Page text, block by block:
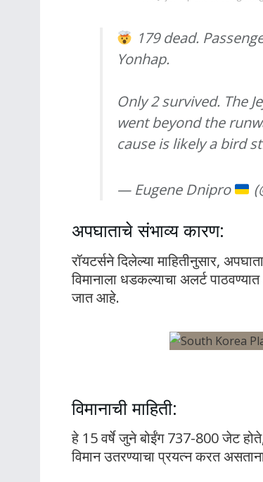
179 dead.
Yonhap.
Only 2 survived. The
went beyond the
cause is likely a bird
— Eugene Dnipro
अपघाताचे संभाव्य कारण:
रॉयटर्सने दिलेल्या माहितीनुसार,
विमानाला धडकल्याचा अलर्ट
जात आहे.
विमानाची माहिती:
हे 15 वर्षे जुने बोईंग 737-800 जेट
विमान उतरण्याचा प्रयत्न करत